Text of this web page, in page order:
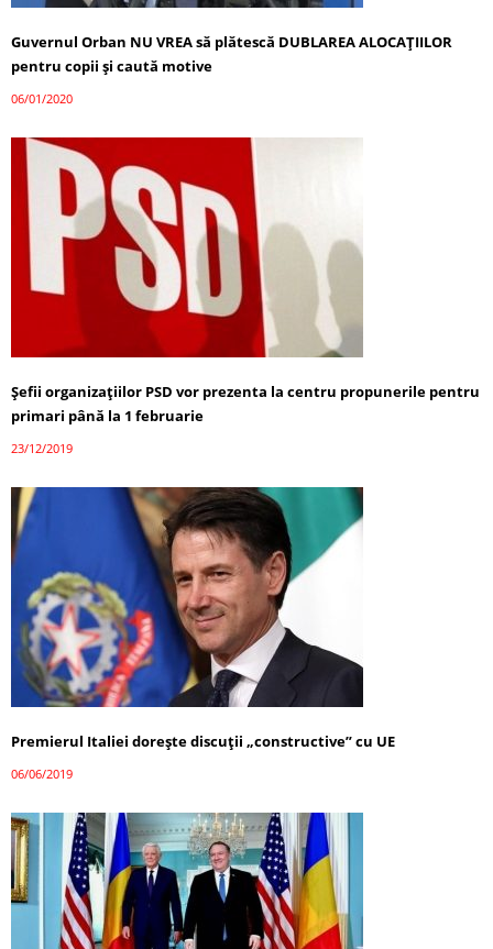
Guvernul Orban NU VREA să plătescă DUBLAREA ALOCAȚIILOR
pentru copii și caută motive
06/01/2020
Șefii organizațiilor PSD vor prezenta la centru propunerile pentru
primari până la 1 februarie
23/12/2019
Premierul Italiei doreşte discuţii „constructive” cu UE
06/06/2019